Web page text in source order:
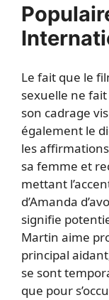
Le fait que le
sexuelle ne
son cadrage
également le
les
sa femme et
mettant
d’Amanda
signifie
Martin aime
principal
se sont
que pour